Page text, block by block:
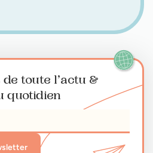
toute l’actu &
quotidien